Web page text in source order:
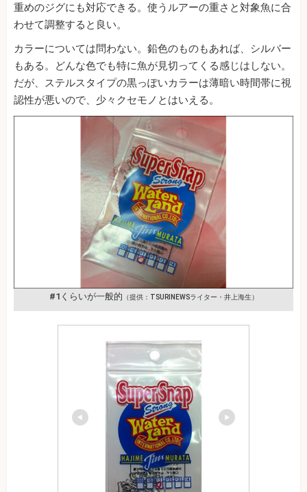
重めのジグにも対応できる。使うルアーの重さと対象魚に合
わせて調整すると良い。
カラーについては問わない。鉛色のものもあれば、シルバー
もある。どんな色でも特に魚が見切ってくる感じはしない。
だが、ステルスタイプの黒っぽいカラーは薄暗い時間帯に視
認性が悪いので、少々クセモノとはいえる。
#1くらいが一般的 （提供：TSURINEWSライター・井上海生）